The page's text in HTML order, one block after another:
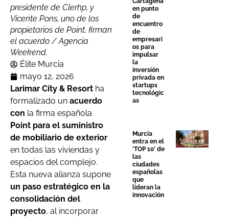
presidente de Clerhp, y
Vicente Pons, uno de los
propietarios de Point, firman
el acuerdo / Agencia
Weekend.
Élite Murcia
mayo 12, 2026
Larimar City & Resort ha
formalizado un acuerdo
con la firma española
Point para el suministro
de mobiliario de exterior
en todas las viviendas y
espacios del complejo.
Esta nueva alianza supone
un paso estratégico en la
consolidación del
proyecto, al incorporar
en punto
de
encuentro
de
empresari
os para
impulsar
la
inversión
privada en
startups
tecnológic
as
Murcia
entra en el
‘TOP 10’ de
las
ciudades
españolas
que
lideran la
innovación